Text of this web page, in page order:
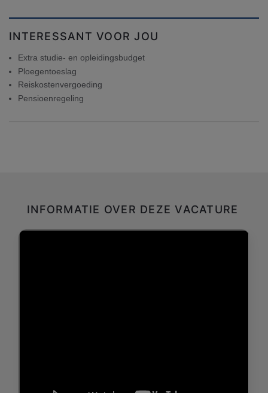
INTERESSANT VOOR JOU
Extra studie- en opleidingsbudget
Ploegentoeslag
Reiskostenvergoeding
Pensioenregeling
INFORMATIE OVER DEZE VACATURE